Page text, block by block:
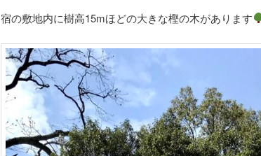
テ
ン
ツ
へ
宿の敷地内に樹高15mほどの大きな樫の木があります